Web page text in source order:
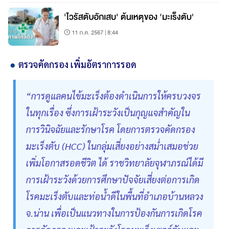
'ไวรัสตับอักเสบ' ต้นเหตุของ 'มะเร็งตับ'
11 ก.ค. 2567 | 8:44
ตรวจคัดกรอง เพิ่มอัตราการรอด
“การดูแลคนไข้มะเร็งต้องดำเนินการให้ครบวงจร
ในทุกเรื่อง ซึ่งการเฝ้าระวังเป็นกุญแจสำคัญใน
การวินิจฉัยและรักษาโรค โดยการตรวจคัดกรอง
มะเร็งตับ (HCC) ในกลุ่มเสี่ยงอย่างสม่ำเสมอช่วย
เพิ่มโอกาสรอดชีวิต ได้ ราชวิทยาลัยจุฬาภรณ์ได้มี
การเฝ้าระวังด้วยการศึกษาปัจจัยเสี่ยงต่อการเกิด
โรคมะเร็งตับและท่อน้ำดีในพื้นที่อำเภอบ้านหลวง
จ.น่าน เพื่อเป็นแนวทางในการป้องกันการเกิดโรค